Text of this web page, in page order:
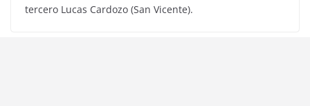
tercero Lucas Cardozo (San Vicente).